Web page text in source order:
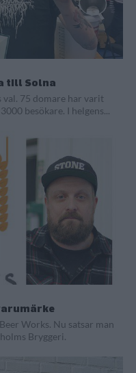
till Solna
val. 75 domare har varit
besökare. I helgens...
Works. Nu satsar man
Bryggeri.